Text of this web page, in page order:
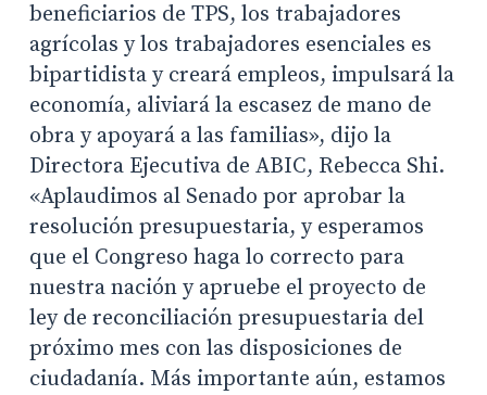
beneficiarios de TPS, los trabajadores
agrícolas y los trabajadores esenciales es
bipartidista y creará empleos, impulsará la
economía, aliviará la escasez de mano de
obra y apoyará a las familias», dijo la
Directora Ejecutiva de ABIC, Rebecca Shi.
«Aplaudimos al Senado por aprobar la
resolución presupuestaria, y esperamos
que el Congreso haga lo correcto para
nuestra nación y apruebe el proyecto de
ley de reconciliación presupuestaria del
próximo mes con las disposiciones de
ciudadanía. Más importante aún, estamos